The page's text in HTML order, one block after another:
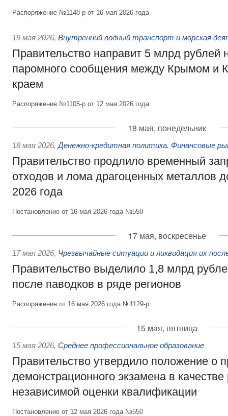
Распоряжение №1148-р от 16 мая 2026 года
19 мая 2026, Внутренний водный транспорт и морская
Правительство направит 5 млрд рублей
паромного сообщения между Крымом и
краем
Распоряжение №1105-р от 12 мая 2026 года
18 мая, понедельник
18 мая 2026, Денежно-кредитная политика. Финансовые
Правительство продлило временный
отходов и лома драгоценных металлов
2026 года
Постановление от 16 мая 2026 года №558
17 мая, воскресенье
17 мая 2026, Чрезвычайные ситуации и ликвидация их
Правительство выделило 1,8 млрд
после паводков в ряде регионов
Распоряжение от 16 мая 2026 года №1129-р
15 мая, пятница
15 мая 2026, Среднее профессиональное образование
Правительство утвердило положение о
демонстрационного экзамена в качестве
независимой оценки квалификации
Постановление от 12 мая 2026 года №550